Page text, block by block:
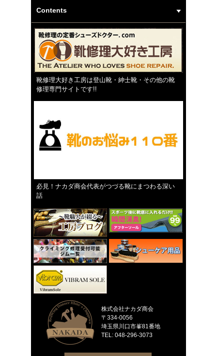
Contents
靴修理大好き工房は登山靴・紳士靴・その他の靴
修理専門サイトです!!
必見！ナカダ商会代表がつづる靴にまつわる深い
話
株式会社ナカダ商会
〒334-0056
埼玉県川口市峯81番地
TEL: 048-296-3073